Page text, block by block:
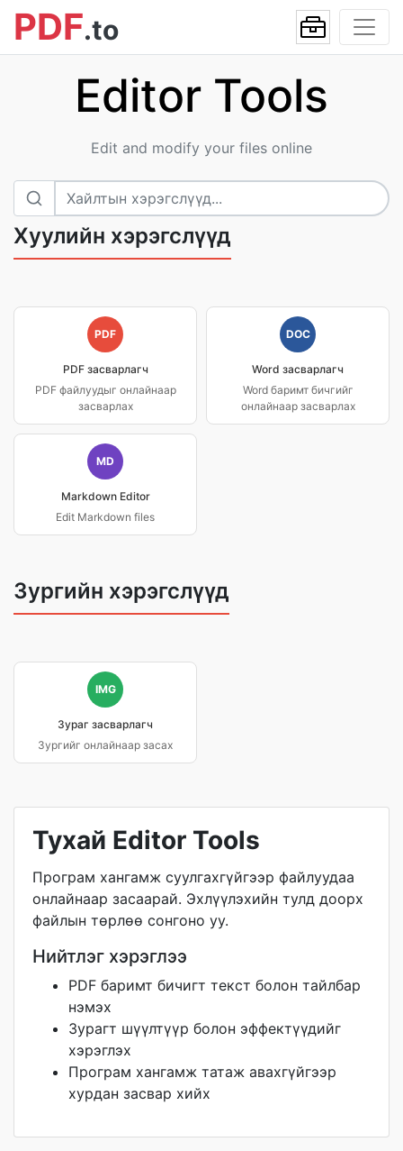
PDF.to
Editor Tools
Edit and modify your files online
Хуулийн хэрэгслүүд
PDF
PDF засварлагч
PDF файлуудыг онлайнаар
засварлах
DOC
Word засварлагч
Word баримт бичгийг
онлайнаар засварлах
MD
Markdown Editor
Edit Markdown files
Зургийн хэрэгслүүд
IMG
Зураг засварлагч
Зургийг онлайнаар засах
Тухай Editor Tools
Програм хангамж суулгахгүйгээр файлуудаа
онлайнаар засаарай. Эхлүүлэхийн тулд доорх
файлын төрлөө сонгоно уу.
Нийтлэг хэрэглээ
PDF баримт бичигт текст болон тайлбар
нэмэх
Зурагт шүүлтүүр болон эффектүүдийг
хэрэглэх
Програм хангамж татаж авахгүйгээр
хурдан засвар хийх